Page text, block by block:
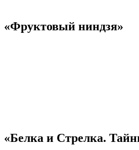
«Фруктовый ниндзя»
«Белка и Стрелка.